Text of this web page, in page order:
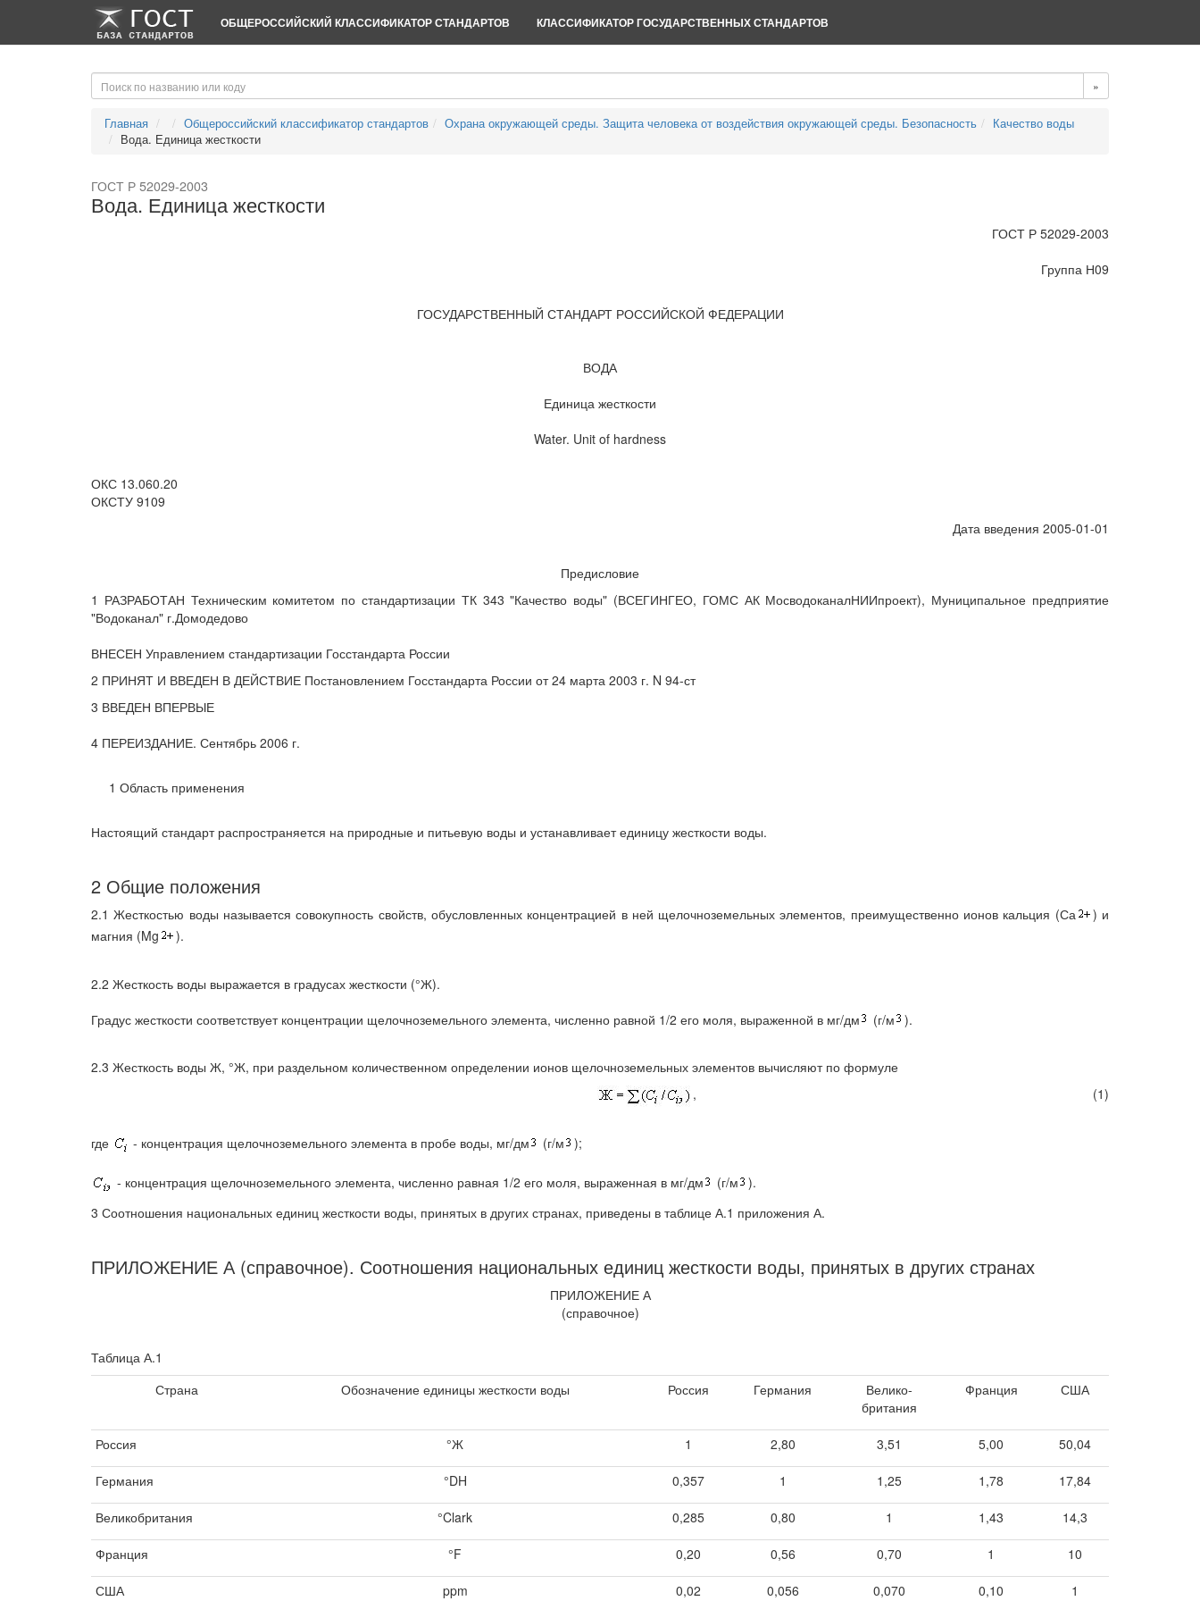
ОБЩЕРОССИЙСКИЙ КЛАССИФИКАТОР СТАНДАРТОВ КЛАССИФИКАТОР ГОСУДАРСТВЕННЫХ СТАНДАРТОВ
»
Главная Общероссийский классификатор стандартов Охрана окружающей среды. Защита человека от воздействия окружающей среды. Безопасность
Качество воды
Вода. Единица жесткости
ГОСТ Р 52029-2003
Вода. Единица жесткости
ГОСТ Р 52029-2003
Группа Н09
ГОСУДАРСТВЕННЫЙ СТАНДАРТ РОССИЙСКОЙ ФЕДЕРАЦИИ
ВОДА
Единица жесткости
Water. Unit of hardness
ОКС 13.060.20
ОКСТУ 9109
Дата введения 2005-01-01
Предисловие
1 РАЗРАБОТАН Техническим комитетом по стандартизации ТК 343 "Качество воды" (ВСЕГИНГЕО, ГОМС АК МосводоканалНИИпроект), Муниципальное предприятие
"Водоканал" г.Домодедово
ВНЕСЕН Управлением стандартизации Госстандарта России
2 ПРИНЯТ И ВВЕДЕН В ДЕЙСТВИЕ Постановлением Госстандарта России от 24 марта 2003 г. N 94-ст
3 ВВЕДЕН ВПЕРВЫЕ
4 ПЕРЕИЗДАНИЕ. Сентябрь 2006 г.
1 Область применения
Настоящий стандарт распространяется на природные и питьевую воды и устанавливает единицу жесткости воды.
2 Общие положения
2.1 Жесткостью воды называется совокупность свойств, обусловленных концентрацией в ней щелочноземельных элементов, преимущественно ионов кальция (Са
) и
магния (Mg
).
2.2 Жесткость воды выражается в градусах жесткости (°Ж).
Градус жесткости соответствует концентрации щелочноземельного элемента, численно равной 1/2 его моля, выраженной в мг/дм
(г/м ).
2.3 Жесткость воды Ж, °Ж, при раздельном количественном определении ионов щелочноземельных элементов вычисляют по формуле
,
(1)
где - концентрация щелочноземельного элемента в пробе воды, мг/дм (г/м );
- концентрация щелочноземельного элемента, численно равная 1/2 его моля, выраженная в мг/дм (г/м ).
3 Соотношения национальных единиц жесткости воды, принятых в других странах, приведены в таблице А.1 приложения А.
ПРИЛОЖЕНИЕ А (справочное). Соотношения национальных единиц жесткости воды, принятых в других странах
ПРИЛОЖЕНИЕ А
(справочное)
Таблица А.1
Страна
Обозначение единицы жесткости воды Россия Германия
Велико-
британия
Франция США
Россия °Ж 1 2,80 3,51 5,00 50,04
Германия °DH 0,357 1 1,25 1,78 17,84
Великобритания °Clark 0,285 0,80 1 1,43 14,3
Франция °F 0,20 0,56 0,70 1 10
США ppm 0,02 0,056 0,070 0,10 1